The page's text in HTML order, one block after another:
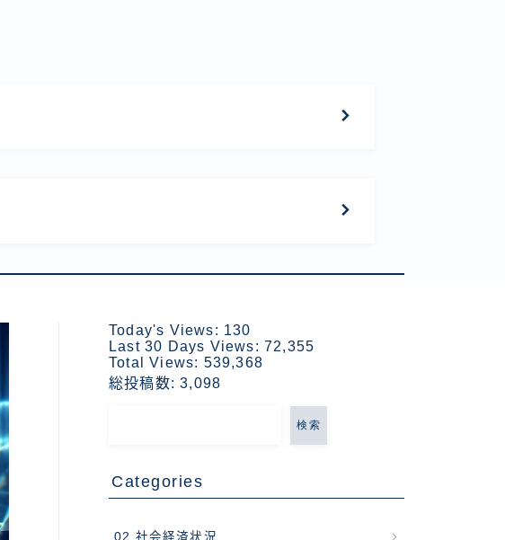
Today's Views: 130
Last 30 Days Views: 72,355
Total Views: 539,368
総投稿数:3,098
検索
Categories
02 社会経済状況